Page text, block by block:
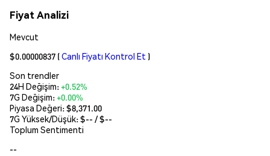
Fiyat Analizi
Mevcut
$0.00000837 (Canlı Fiyatı Kontrol Et )
Son trendler
24H Değişim:+0.52%
7G Değişim:+0.00%
Piyasa Değeri:$8,371.00
7G Yüksek/Düşük: $-- / $--
Toplum Sentimenti
--